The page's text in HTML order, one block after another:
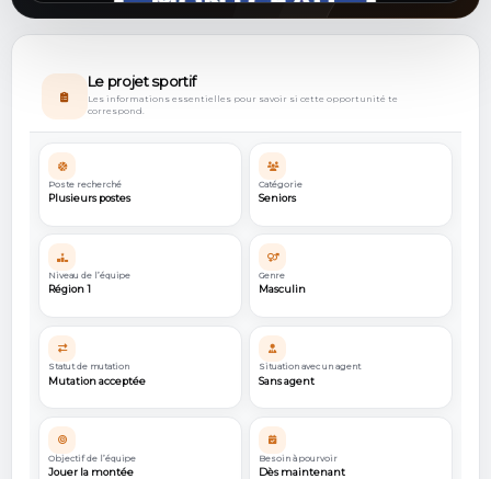
Le projet sportif
Les informations essentielles pour savoir si cette opportunité te
correspond.
Poste recherché
Plusieurs postes
Catégorie
Seniors
Niveau de l’équipe
Région 1
Genre
Masculin
Statut de mutation
Mutation acceptée
Situation avec un agent
Sans agent
Objectif de l’équipe
Jouer la montée
Besoin à pourvoir
Dès maintenant